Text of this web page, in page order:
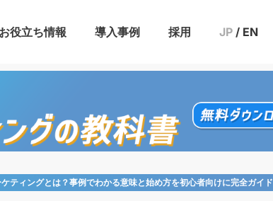
お役立ち情報 導入事例 採用 JP / EN
ティングとは？事例でわかる意味と始め方を初心者向けに完全ガイド